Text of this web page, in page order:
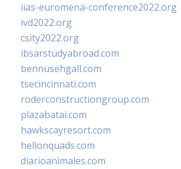
iias-euromena-conference2022.org
ivd2022.org
csity2022.org
ibsarstudyabroad.com
bennusehgall.com
tsecincinnati.com
roderconstructiongroup.com
plazabatai.com
hawkscayresort.com
hellonquads.com
diarioanimales.com